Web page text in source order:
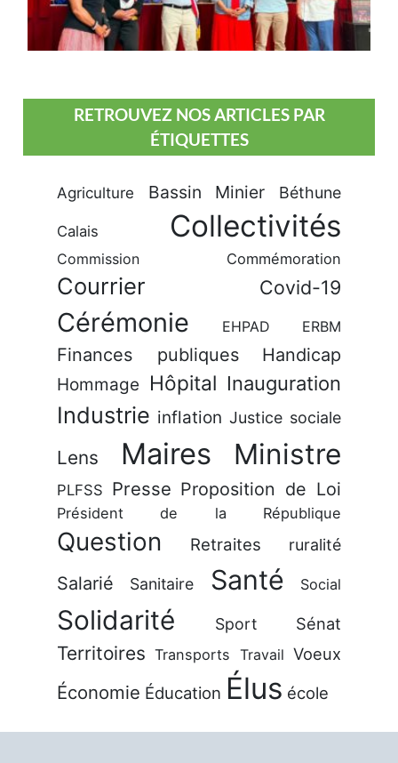
RETROUVEZ NOS ARTICLES PAR
ÉTIQUETTES
Agriculture Bassin Minier Béthune
Calais Collectivités
Commission Commémoration
Courrier Covid-19
Cérémonie EHPAD ERBM
Finances publiques Handicap
Hommage Hôpital Inauguration
Industrie inflation Justice sociale
Lens Maires Ministre
PLFSS Presse Proposition de Loi
Président de la République
Question Retraites ruralité
Salarié Sanitaire Santé Social
Solidarité Sport Sénat
Territoires Transports Travail Voeux
Économie Éducation Élus école